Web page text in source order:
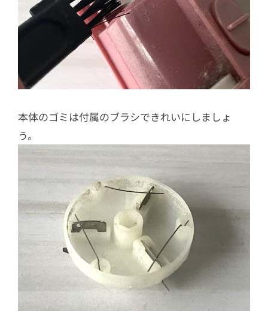
本体のゴミは付属のブラシできれいにしましょ
う。